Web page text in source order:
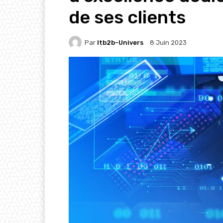
de ses clients
Par Itb2b-Univers 8 Juin 2023